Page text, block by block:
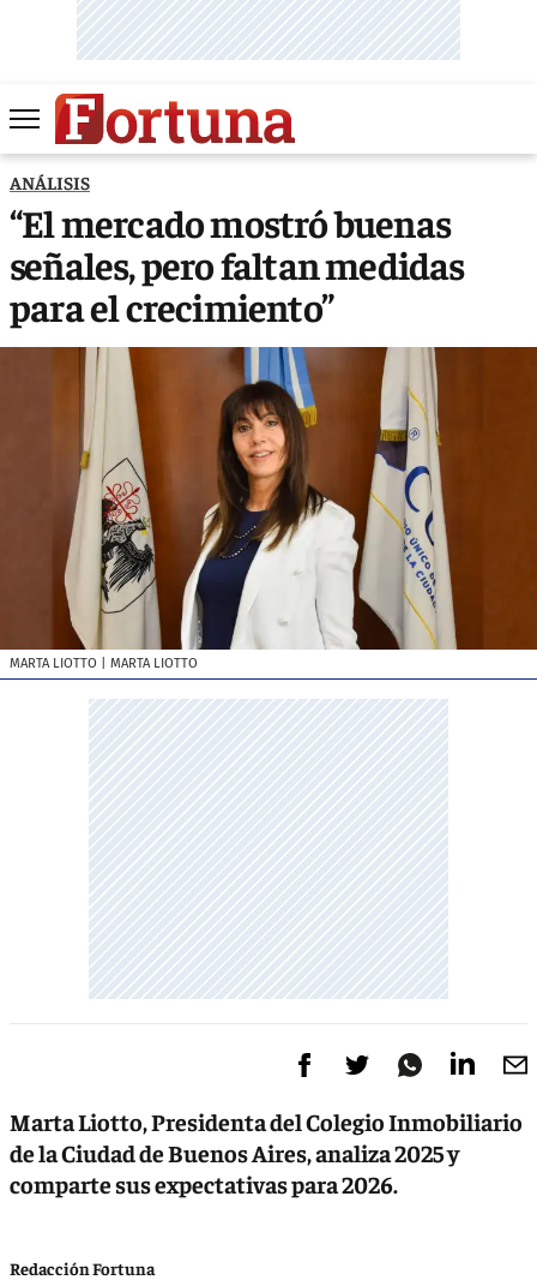
ANÁLISIS
“El mercado mostró buenas
señales, pero faltan medidas
para el crecimiento”
MARTA LIOTTO | MARTA LIOTTO
Marta Liotto, Presidenta del Colegio Inmobiliario
de la Ciudad de Buenos Aires, analiza 2025 y
comparte sus expectativas para 2026.
Redacción Fortuna